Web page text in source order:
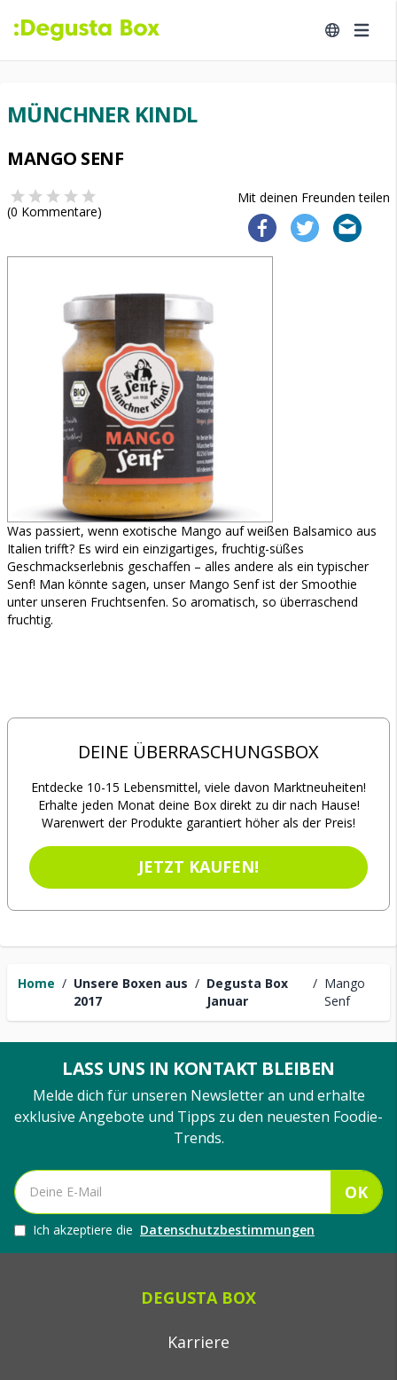
Home / Unsere Boxen aus
2017
/ Degusta Box
Januar
/ Mango
Senf
MÜNCHNER KINDL
MANGO SENF
Mit deinen Freunden teilen
(0 Kommentare)
Was passiert, wenn exotische Mango auf weißen Balsamico aus
Italien trifft? Es wird ein einzigartiges, fruchtig-süßes
Geschmackserlebnis geschaffen – alles andere als ein typischer
Senf! Man könnte sagen, unser Mango Senf ist der Smoothie
unter unseren Fruchtsenfen. So aromatisch, so überraschend
fruchtig.
DEINE ÜBERRASCHUNGSBOX
Entdecke 10-15 Lebensmittel, viele davon Marktneuheiten!
Erhalte jeden Monat deine Box direkt zu dir nach Hause!
Warenwert der Produkte garantiert höher als der Preis!
JETZT KAUFEN!
LASS UNS IN KONTAKT BLEIBEN
Melde dich für unseren Newsletter an und erhalte
exklusive Angebote und Tipps zu den neuesten Foodie-
Trends.
OK
Ich akzeptiere die Datenschutzbestimmungen
DEGUSTA BOX
Karriere